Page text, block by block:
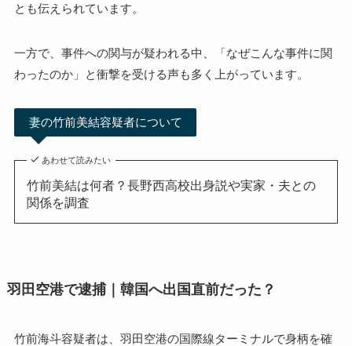
とも伝えられています。
一方で、事件への関与が疑われる中、「なぜこんな事件に関
わったのか」と衝撃を受ける声も多く上がっています。
妻の竹前美結容疑者について
あわせて読みたい
竹前美結は何者？長野西高校出身説や実家・夫との
関係を調査
羽田空港で逮捕｜韓国へ出国直前だった？
竹前海斗容疑者は、羽田空港の国際線ターミナルで身柄を確